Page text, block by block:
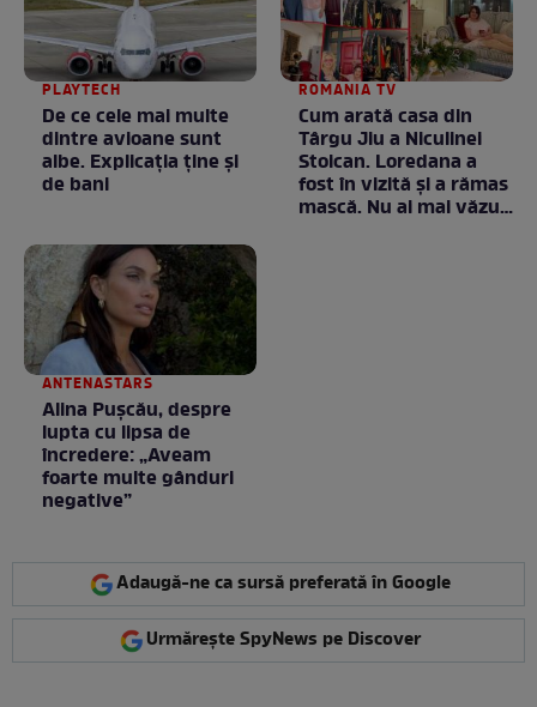
PLAYTECH
De ce cele mai multe
dintre avioane sunt
albe. Explicația ține și
de bani
ROMANIA TV
Cum arată casa din
Târgu Jiu a Niculinei
Stoican. Loredana a
fost în vizită și a rămas
mască. Nu ai mai văzut
ANTENASTARS
Alina Pușcău, despre
lupta cu lipsa de
încredere: „Aveam
foarte multe gânduri
negative”
Adaugă-ne ca sursă preferată în Google
Urmărește SpyNews pe Discover